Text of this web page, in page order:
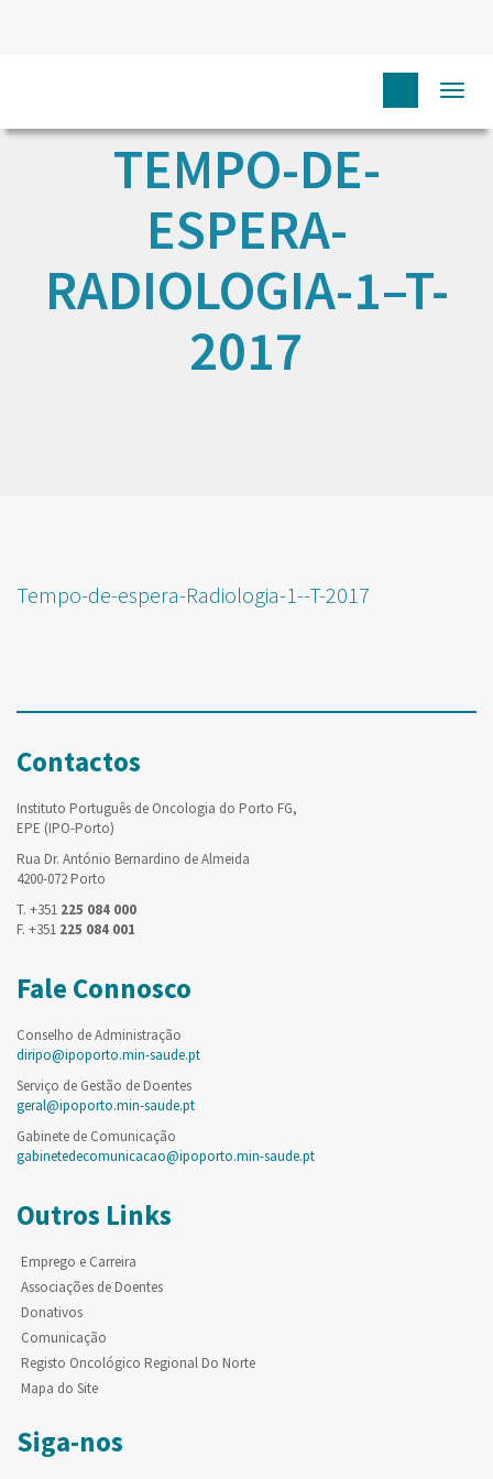
TEMPO-DE-
ESPERA-
RADIOLOGIA-1–T-
2017
Tempo-de-espera-Radiologia-1--T-2017
Contactos
Instituto Português de Oncologia do Porto FG,
EPE (IPO-Porto)
Rua Dr. António Bernardino de Almeida
4200-072 Porto
T. +351 225 084 000
F. +351 225 084 001
Fale Connosco
Conselho de Administração
diripo@ipoporto.min-saude.pt
Serviço de Gestão de Doentes
geral@ipoporto.min-saude.pt
Gabinete de Comunicação
gabinetedecomunicacao@ipoporto.min-saude.pt
Outros Links
Emprego e Carreira
Associações de Doentes
Donativos
Comunicação
Registo Oncológico Regional Do Norte
Mapa do Site
Siga-nos